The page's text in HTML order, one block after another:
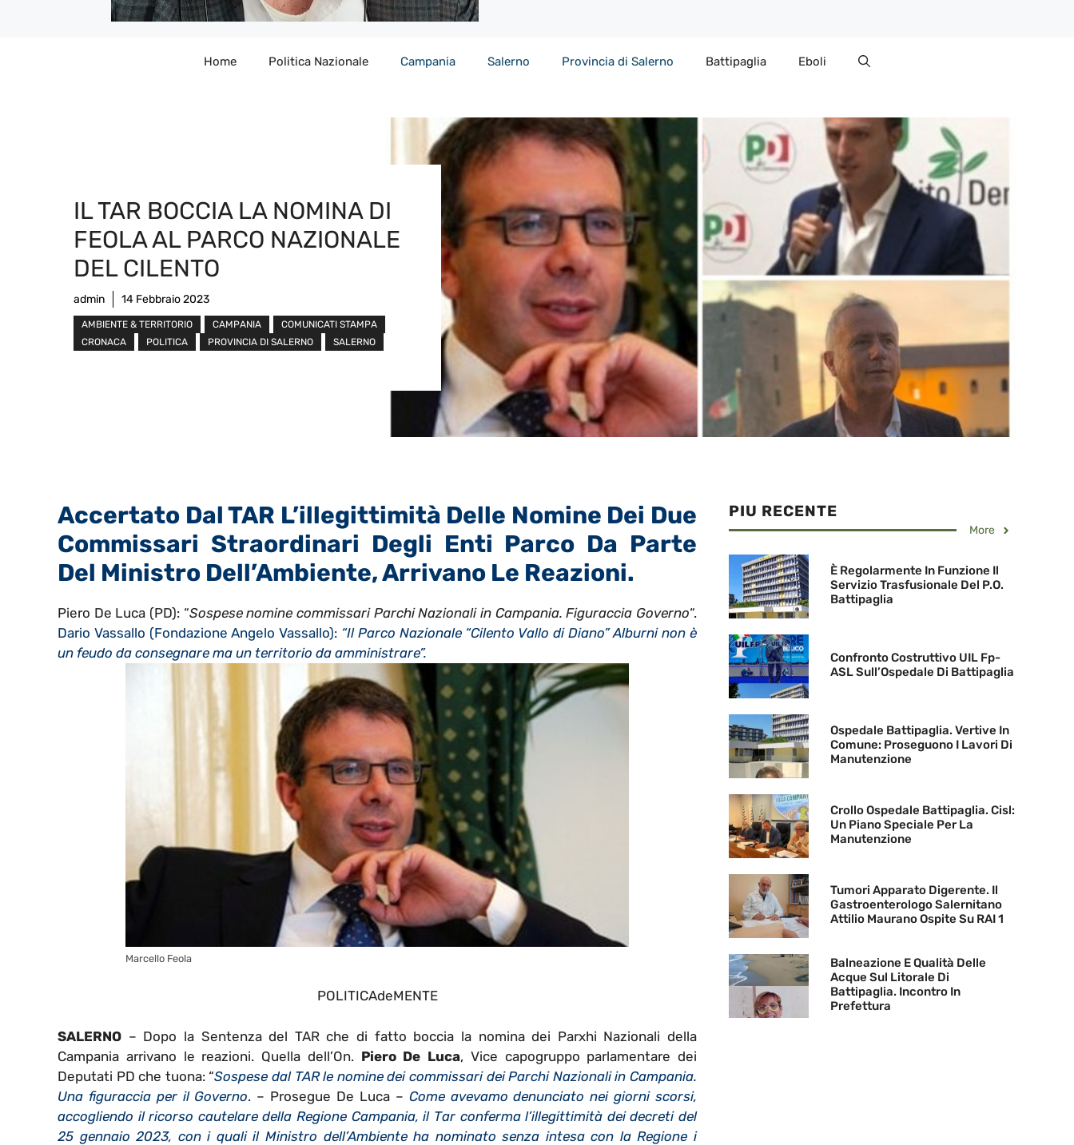
Home Politica Nazionale Campania Salerno Provincia di Salerno Battipaglia Eboli
IL TAR BOCCIA LA NOMINA DI
FEOLA AL PARCO NAZIONALE
DEL CILENTO
admin 14 Febbraio 2023
AMBIENTE & TERRITORIO CAMPANIA
COMUNICATI STAMPA
CRONACA
POLITICA PROVINCIA DI SALERNO SALERNO
Accertato Dal TAR L’illegittimità Delle Nomine Dei Due
Commissari Straordinari Degli Enti Parco Da Parte
Del Ministro Dell’Ambiente, Arrivano Le Reazioni.
Piero De Luca (PD): “Sospese nomine commissari Parchi Nazionali in Campania. Figuraccia Governo“.
Dario Vassallo (Fondazione Angelo Vassallo): “Il Parco Nazionale “Cilento Vallo di Diano” Alburni non è
un feudo da consegnare ma un territorio da amministrare”.
Marcello Feola
POLITICAdeMENTE
SALERNO – Dopo la Sentenza del TAR che di fatto boccia la nomina dei Parxhi Nazionali della
Campania arrivano le reazioni. Quella dell’On. Piero De Luca, Vice capogruppo parlamentare dei
Deputati PD che tuona: “Sospese dal TAR le nomine dei commissari dei Parchi Nazionali in Campania.
Una figuraccia per il Governo. – Prosegue De Luca – Come avevamo denunciato nei giorni scorsi,
accogliendo il ricorso cautelare della Regione Campania, il Tar conferma l’illegittimità dei decreti del
25 gennaio 2023, con i quali il Ministro dell’Ambiente ha nominato senza intesa con la Regione i
PIU RECENTE
More
È Regolarmente In Funzione Il
Servizio Trasfusionale Del P.O.
Battipaglia
Confronto Costruttivo UIL Fp-
ASL Sull’Ospedale Di Battipaglia
Ospedale Battipaglia. Vertive In
Comune: Proseguono I Lavori Di
Manutenzione
Crollo Ospedale Battipaglia. Cisl:
Un Piano Speciale Per La
Manutenzione
Tumori Apparato Digerente. Il
Gastroenterologo Salernitano
Attilio Maurano Ospite Su RAI 1
Balneazione E Qualità Delle
Acque Sul Litorale Di
Battipaglia. Incontro In
Prefettura